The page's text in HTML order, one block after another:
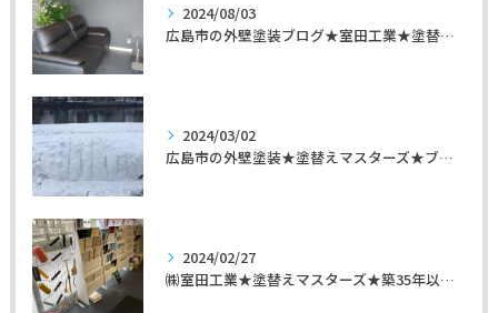
2024/08/03
広島市の外壁塗装ブログ★室田工業★塗替えマスターズ★外壁リフォーム
2024/03/02
広島市の外壁塗装★塗替えマスターズ★ブログ「初めて家を手入れするのに」
2024/02/27
㈱室田工業★塗替えマスターズ★築35年以上のお宅の施工事例